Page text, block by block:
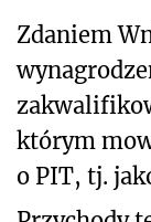
Zdaniem
którym
o PIT, tj.